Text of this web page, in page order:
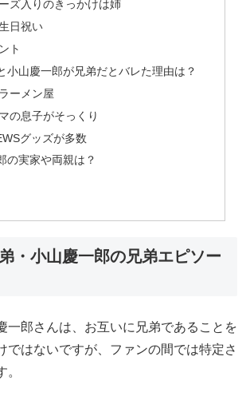
ズ入りのきっかけは姉
日祝い
ト
小山慶一郎が兄弟だとバレた理由は？
ーメン屋
の息子がそっくり
グッズが多数
の実家や両親は？
・小山慶一郎の兄弟エピソー
一郎さんは、お互いに兄弟であることを
ではないですが、ファンの間では特定さ